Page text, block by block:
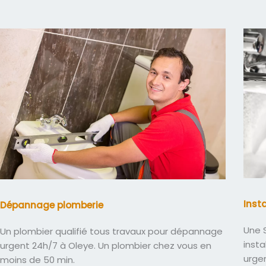
Dépannage plomberie
Un plombier qualifié tous travaux pour dépannage
urgent 24h/7 à Oleye. Un plombier chez vous en
moins de 50 min.
Une